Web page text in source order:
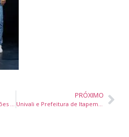
Ministério das Comunicações define representantes da sociedade civil para o Plano Nacional de Inclusão Digital
PRÓXIMO
Univali e Prefeitura de Itapema inauguram Centro de Atendimento para pessoas com Transtorno do Espectro Autista